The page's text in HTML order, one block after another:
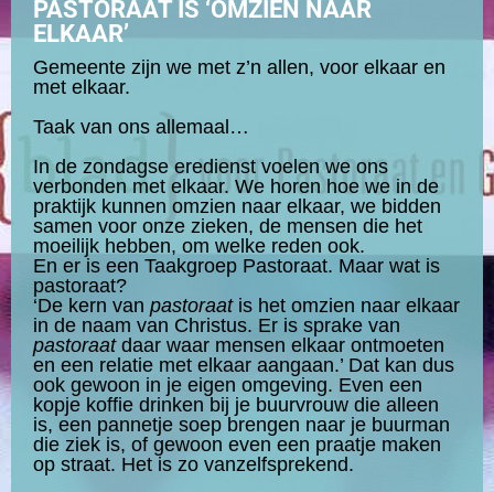
PASTORAAT IS ‘OMZIEN NAAR
ELKAAR’
Gemeente zijn we met z’n allen, voor elkaar en
met elkaar.
Taak van ons allemaal…
In de zondagse eredienst voelen we ons
verbonden met elkaar. We horen hoe we in de
praktijk kunnen omzien naar elkaar, we bidden
samen voor onze zieken, de mensen die het
moeilijk hebben, om welke reden ook.
En er is een Taakgroep Pastoraat. Maar wat is
pastoraat?
‘De kern van pastoraatis het omzien naar elkaar
in de naam van Christus. Er is sprake van
pastoraatdaar waar mensen elkaar ontmoeten
en een relatie met elkaar aangaan.’ Dat kan dus
ook gewoon in je eigen omgeving. Even een
kopje koffie drinken bij je buurvrouw die alleen
is, een pannetje soep brengen naar je buurman
die ziek is, of gewoon even een praatje maken
op straat. Het is zo vanzelfsprekend.